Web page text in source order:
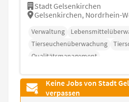
Stadt Gelsenkirchen
Gelsenkirchen, Nordrhein-
Verwaltung
Tierseuchenüberwachung
Qualitätsmanagement
Keine Jobs von Stadt
verpassen